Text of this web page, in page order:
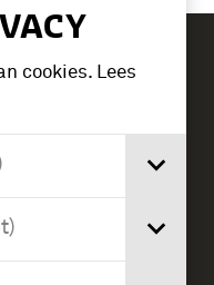
cookies. Lees
1